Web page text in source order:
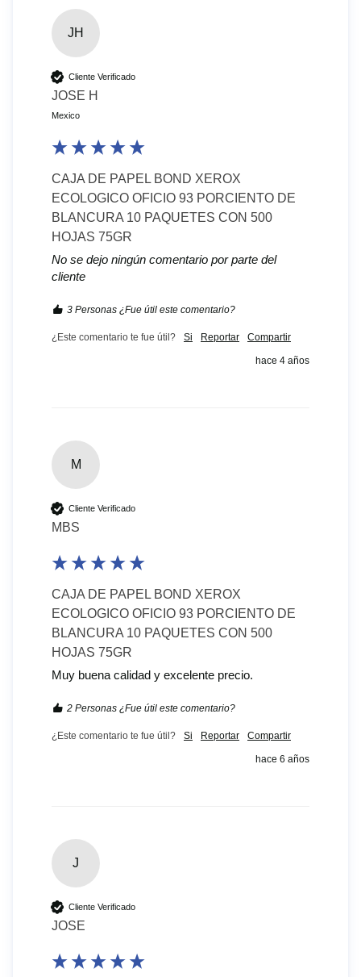
JH
Cliente Verificado
JOSE H
Mexico
CAJA DE PAPEL BOND XEROX
ECOLOGICO OFICIO 93 PORCIENTO DE
BLANCURA 10 PAQUETES CON 500
HOJAS 75GR
No se dejo ningún comentario por parte del
cliente
3 Personas ¿Fue útil este comentario?
¿Este comentario te fue útil? Si Reportar Compartir
hace 4 años
M
Cliente Verificado
MBS
CAJA DE PAPEL BOND XEROX
ECOLOGICO OFICIO 93 PORCIENTO DE
BLANCURA 10 PAQUETES CON 500
HOJAS 75GR
Muy buena calidad y excelente precio.
2 Personas ¿Fue útil este comentario?
¿Este comentario te fue útil? Si Reportar Compartir
hace 6 años
J
Cliente Verificado
JOSE